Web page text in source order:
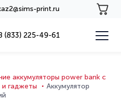
print.ru
(833) 225-49-61
аккумуляторы power bank с
и гаджеты
Аккумулятор